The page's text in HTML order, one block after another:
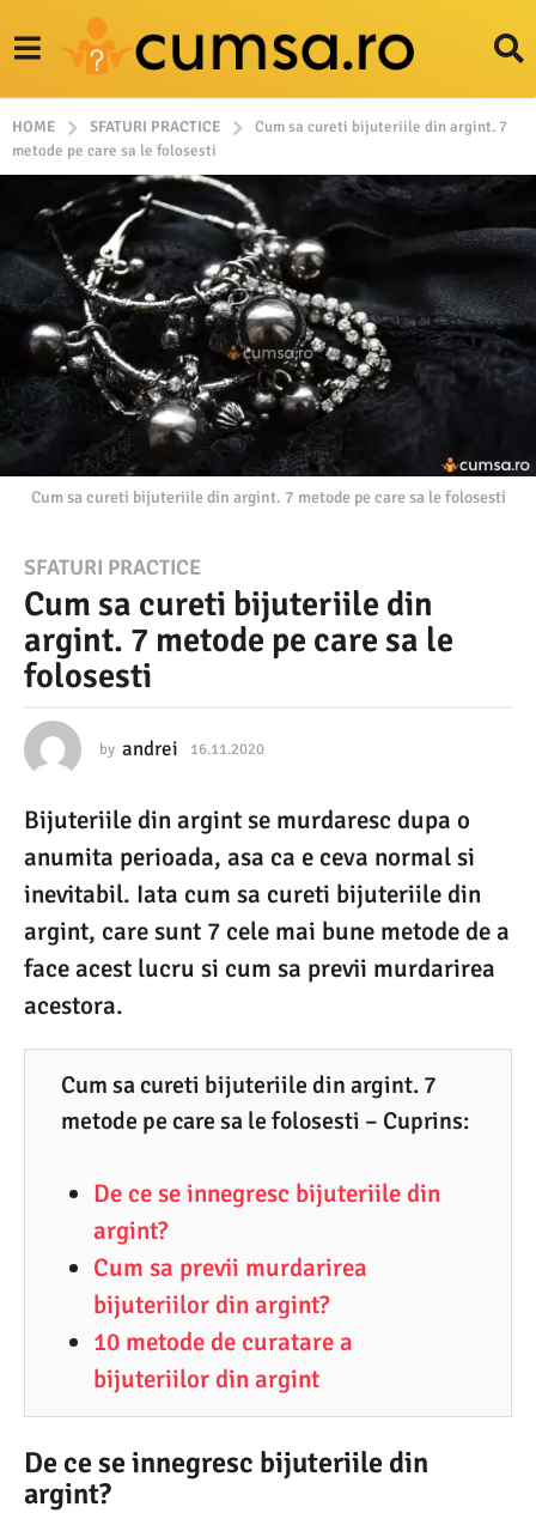
HOME SFATURI PRACTICE
Cum sa cureti bijuteriile din argint. 7
metode pe care sa le folosesti
Cum sa cureti bijuteriile din argint. 7 metode pe care sa le folosesti
1
6
.
1
.
0
2
0
1
6
.
1
SFATURI PRACTICE
Cum sa cureti bijuteriile din
argint. 7 metode pe care sa le
folosesti
by andrei 16.11.2020
1
2
0
2
Bijuteriile din argint se murdaresc dupa o
anumita perioada, asa ca e ceva normal si
inevitabil. Iata cum sa cureti bijuteriile din
argint, care sunt 7 cele mai bune metode de a
face acest lucru si cum sa previi murdarirea
acestora.
Cum sa cureti bijuteriile din argint. 7
metode pe care sa le folosesti – Cuprins:
De ce se innegresc bijuteriile din
argint?
Cum sa previi murdarirea
bijuteriilor din argint?
10 metode de curatare a
bijuteriilor din argint
De ce se innegresc bijuteriile din
argint?